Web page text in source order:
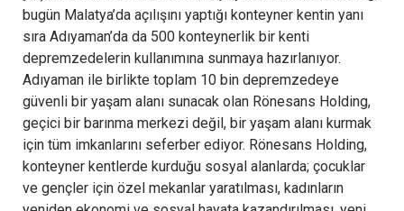
bugün Malatya’da açılışını yaptığı konteyner kentin yanı
sıra Adıyaman’da da 500 konteynerlik bir kenti
depremzedelerin kullanımına sunmaya hazırlanıyor.
Adıyaman ile birlikte toplam 10 bin depremzedeye
güvenli bir yaşam alanı sunacak olan Rönesans Holding,
geçici bir barınma merkezi değil, bir yaşam alanı kurmak
için tüm imkanlarını seferber ediyor. Rönesans Holding,
konteyner kentlerde kurduğu sosyal alanlarda; çocuklar
ve gençler için özel mekanlar yaratılması, kadınların